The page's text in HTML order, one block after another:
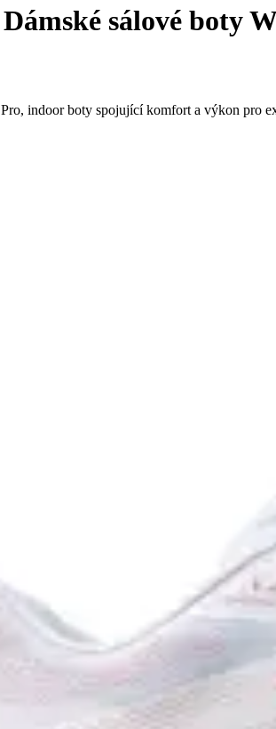
Dámské sálové boty
indoor boty spojující komfort a výkon pro